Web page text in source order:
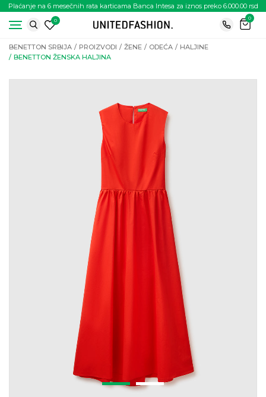
Plaćanje na 6 mesečnih rata karticama Banca Intesa za iznos preko 6.000.00 rsd
0
0
BENETTON SRBIJA PROIZVODI ŽENE ODEĆA
HALJINE
BENETTON ŽENSKA HALJINA